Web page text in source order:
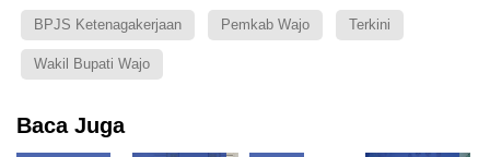
BPJS Ketenagakerjaan Pemkab Wajo Terkini
Wakil Bupati Wajo
Baca Juga